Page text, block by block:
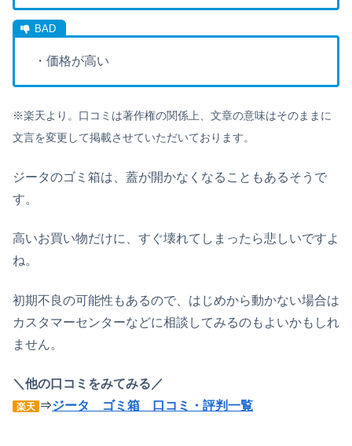
・価格が高い
※楽天より。口コミは著作権の関係上、文章の意味はそのままに
文言を変更して掲載させていただいております。
ジータのゴミ箱は、蓋が開かなくなることもあるそうで
す。
高いお買い物だけに、すぐ壊れてしまったら悲しいですよ
ね。
初期不良の可能性もあるので、はじめから動かない場合は
カスタマーセンターなどに相談してみるのもよいかもしれ
ません。
＼他の口コミをみてみる／
楽天 ⇒ジータ ゴミ箱 口コミ・評判一覧